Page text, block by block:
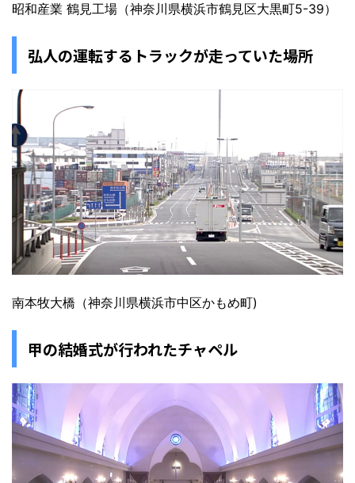
昭和産業 鶴見工場（神奈川県横浜市鶴見区大黒町5-39）
弘人の運転するトラックが走っていた場所
南本牧大橋（神奈川県横浜市中区かもめ町)
甲の結婚式が行われたチャペル